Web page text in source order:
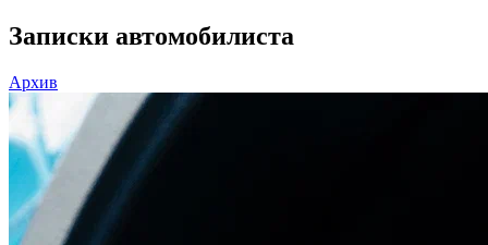
Записки автомобилиста
Архив